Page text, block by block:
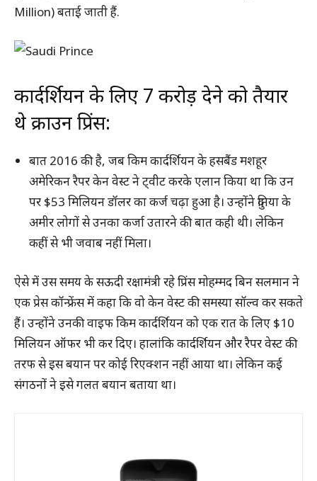
Million) बताई जाती हैं.
कार्दर्शियन के लिए 7 करोड़ देने को तैयार
थे क्राउन प्रिंस:
बात 2016 की है, जब किम कार्दर्शियन के हसबैंड मशहूर
अमेरिकन रैपर केन वेस्ट ने ट्वीट करके एलान किया था कि उन
पर $53 मिलियन डॉलर का कर्ज चढ़ा हुआ है। उन्होंने दुनिया के
अमीर लोगों से उनका कर्जा उतारने की बात कही थी। लेकिन
कहीं से भी जवाब नहीं मिला।
ऐसे में उस समय के सऊदी रक्षामंत्री रहे प्रिंस मोहम्मद बिन सलमान ने
एक प्रेस कॉन्फ्रेंस में कहा कि वो केन वेस्ट की समस्या सॉल्व कर सकते
हैं। उन्होंने उनकी वाइफ किम कार्दर्शियन को एक रात के लिए $10
मिलियन ऑफर भी कर दिए। हालांकि कार्दर्शियन और रैपर वेस्ट की
तरफ से इस बयान पर कोई रिएक्शन नहीं आया था। लेकिन कई
संगठनों ने इसे गलत बयान बताया था।